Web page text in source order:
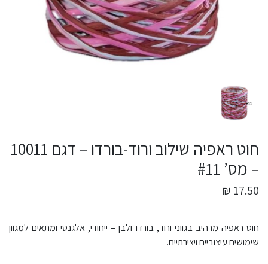
חוט ראפיה שילוב ורוד-בורדו – דגם 10011
– מס’ #11
17.50 ₪
חוט ראפיה מרהיב בגווני ורוד, בורדו ולבן – ייחודי, אלגנטי ומתאים למגוון
שימושים עיצוביים ויצירתיים.